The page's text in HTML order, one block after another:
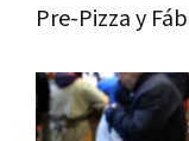
Pre-Pizza y